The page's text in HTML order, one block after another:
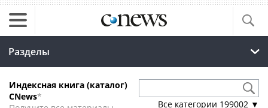
Разделы
Индексная книга (каталог)
CNews*
Все категории 199002 ▼